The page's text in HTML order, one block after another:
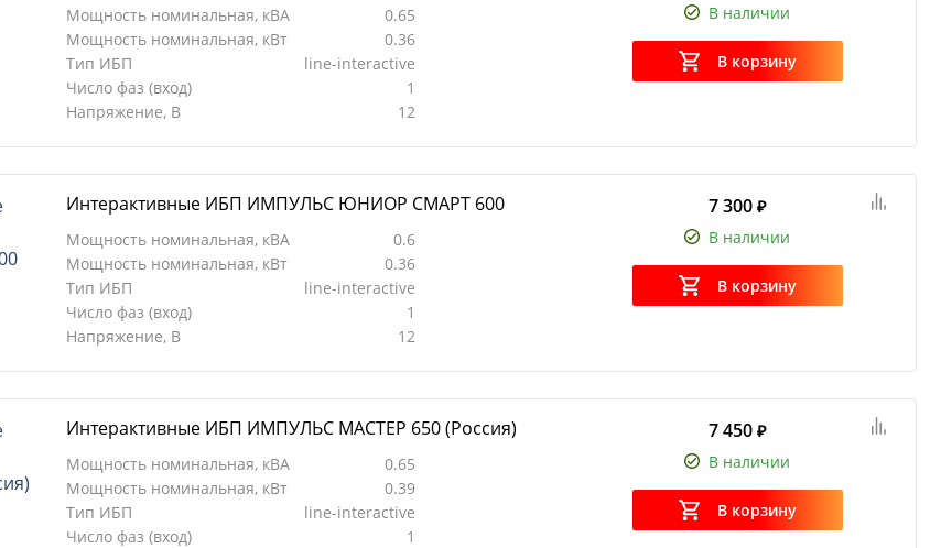
Мощность номинальная, кВА
0.65
Мощность номинальная, кВт
0.36
Тип ИБП
line-interactive
Число фаз (вход)
1
Напряжение, В
12
В наличии
В корзину
Интерактивные ИБП ИМПУЛЬС ЮНИОР СМАРТ 600
Мощность номинальная, кВА
0.6
Мощность номинальная, кВт
0.36
Тип ИБП
line-interactive
Число фаз (вход)
1
Напряжение, В
12
7 300₽
В наличии
В корзину
Интерактивные ИБП ИМПУЛЬС МАСТЕР 650 (Россия)
Мощность номинальная, кВА
0.65
Мощность номинальная, кВт
0.39
Тип ИБП
line-interactive
Число фаз (вход)
1
7 450₽
В наличии
В корзину